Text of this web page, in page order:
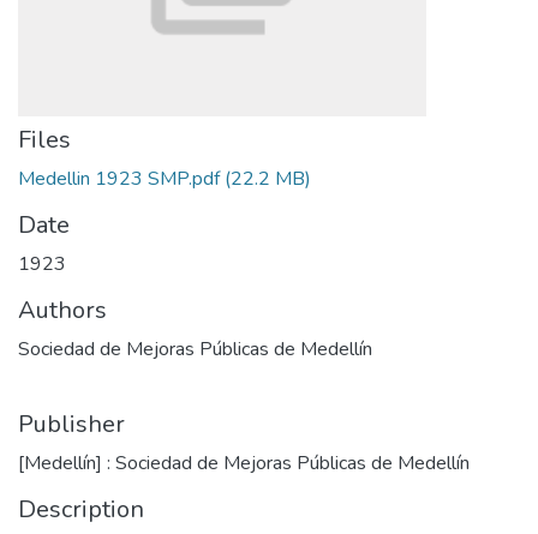
Files
Medellin 1923 SMP.pdf(22.2 MB)
Date
1923
Authors
Sociedad de Mejoras Públicas de Medellín
Publisher
[Medellín] : Sociedad de Mejoras Públicas de Medellín
Description